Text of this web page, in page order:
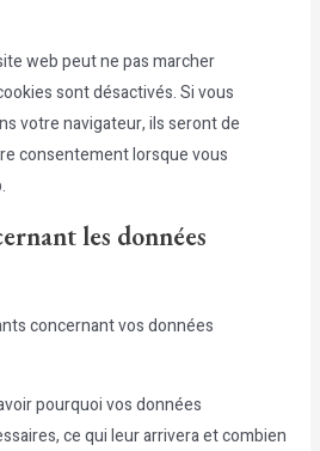
web peut ne pas marcher
sont désactivés. Si vous
votre navigateur, ils seront de
consentement lorsque vous
les données
concernant vos données
pourquoi vos données
ce qui leur arrivera et combien